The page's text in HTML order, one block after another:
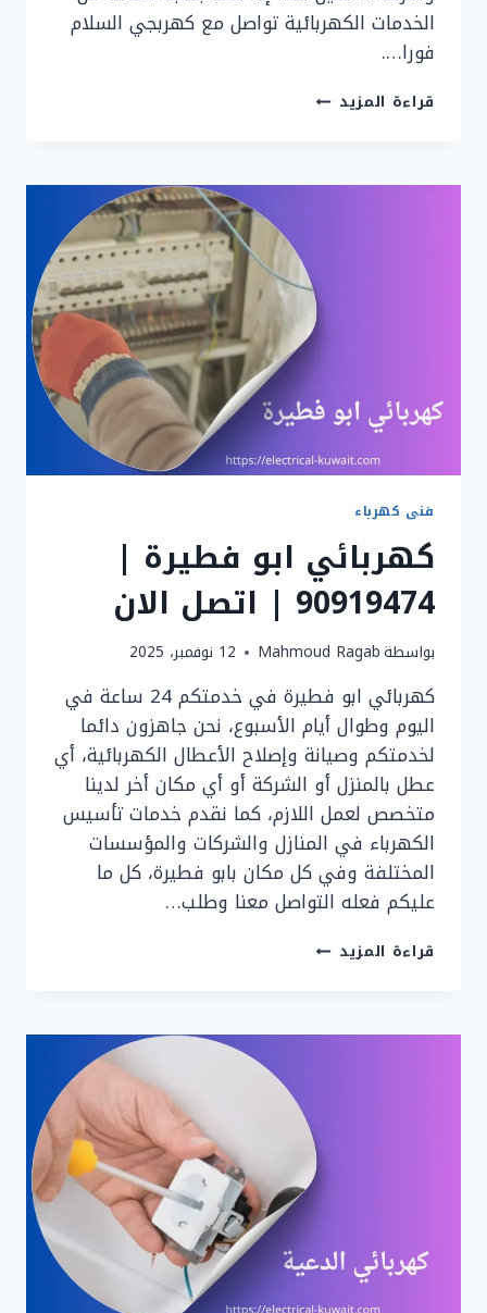
الخدمات الكهربائية تواصل مع كهربجي السلام
فورا….
قراءة المزيد كهربائي
|
فنى كهرباء
كهربائي ابو فطيرة |
90919474 | اتصل الان
بواسطةMahmoud Ragab 12 نوفمبر، 2025
كهربائي ابو فطيرة في خدمتكم 24 ساعة في
اليوم وطوال أيام الأسبوع، نحن جاهزون دائما
لخدمتكم وصيانة وإصلاح الأعطال الكهربائية، أي
عطل بالمنزل أو الشركة أو أي مكان أخر لدينا
متخصص لعمل اللازم، كما نقدم خدمات تأسيس
الكهرباء في المنازل والشركات والمؤسسات
المختلفة وفي كل مكان بابو فطيرة، كل ما
عليكم فعله التواصل معنا وطلب…
قراءة المزيد كهربائي
90919474